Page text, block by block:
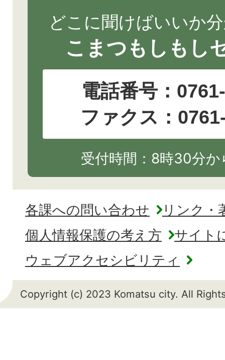
どこに聞けばいいか
こまつもしもし
電話番号：
ファクス：
受付時間：8時30分
各課への問い合わせ
リンク・
個人情報保護の考え方
サイト
ウェブアクセシビリティ
Copyright (c) 2023 Komatsu city. All